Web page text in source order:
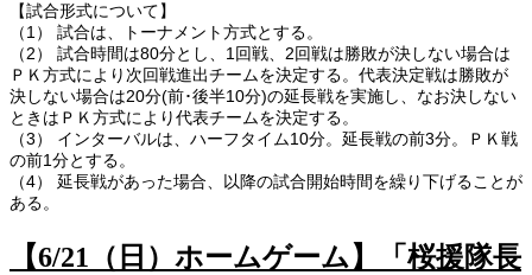
【試合形式について】
（1） 試合は、トーナメント方式とする。
（2） 試合時間は80分とし、1回戦、2回戦は勝敗が決しない場合は
ＰＫ方式により次回戦進出チームを決定する。代表決定戦は勝敗が
決しない場合は20分(前･後半10分)の延長戦を実施し、なお決しない
ときはＰＫ方式により代表チームを決定する。
（3） インターバルは、ハーフタイム10分。延長戦の前3分。ＰＫ戦
の前1分とする。
（4） 延長戦があった場合、以降の試合開始時間を繰り下げることが
ある。
【6/21（日）ホームゲーム】「桜援隊長